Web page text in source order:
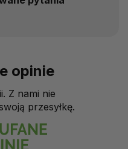
opinie
Z nami nie
przesyłkę.